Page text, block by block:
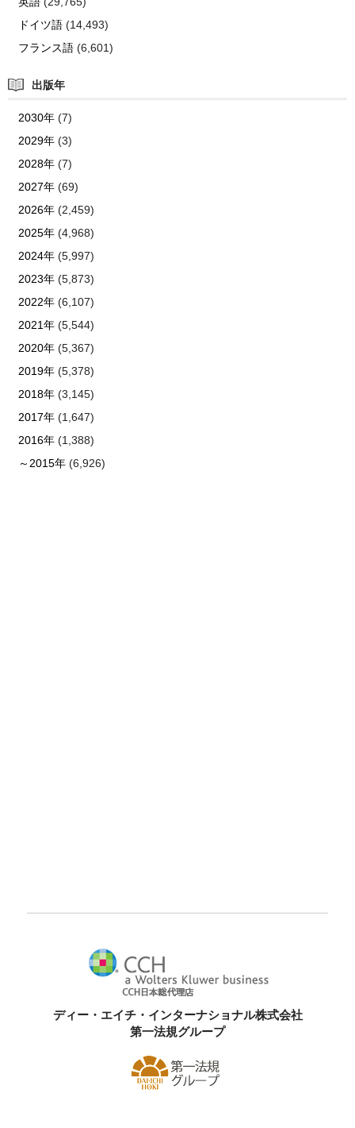
ドイツ語(14,493)
フランス語(6,601)
出版年
2030年(7)
2029年(3)
2028年(7)
2027年(69)
2026年(2,459)
2025年(4,968)
2024年(5,997)
2023年(5,873)
2022年(6,107)
2021年(5,544)
2020年(5,367)
2019年(5,378)
2018年(3,145)
2017年(1,647)
2016年(1,388)
～2015年(6,926)
ディー・エイチ・インターナショナル株式会社
第一法規グループ